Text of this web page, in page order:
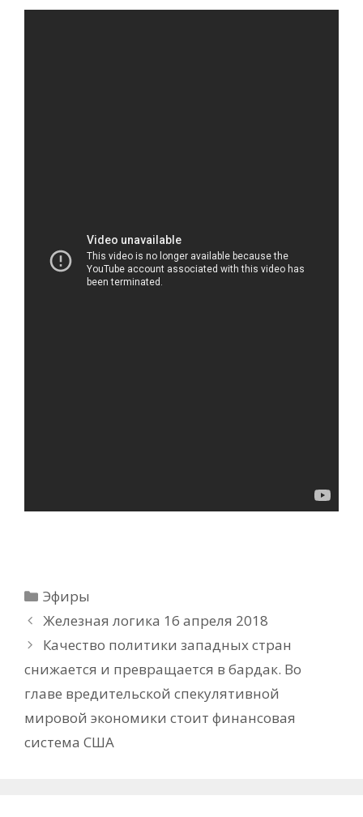
Рубрики
Эфиры
Железная логика 16 апреля 2018
Качество политики западных стран
снижается и превращается в бардак. Во
главе вредительской спекулятивной
мировой экономики стоит финансовая
система США